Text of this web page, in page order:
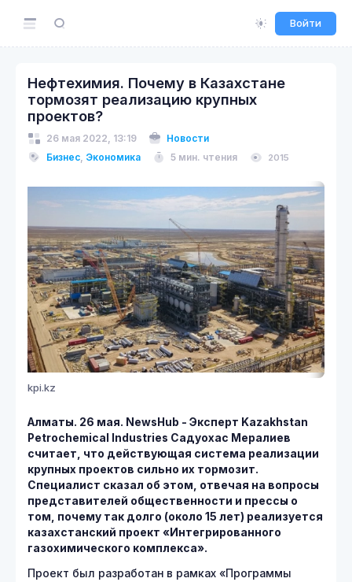
Войти
Нефтехимия. Почему в Казахстане
тормозят реализацию крупных
проектов?
26 мая 2022, 13:19
Новости
Бизнес, Экономика 5 мин. чтения 2015
kpi.kz
Алматы. 26 мая. NewsHub - Эксперт Kazakhstan
Petrochemical Industries Садуохас Мералиев
считает, что действующая система реализации
крупных проектов сильно их тормозит.
Специалист сказал об этом, отвечая на вопросы
представителей общественности и прессы о
том, почему так долго (около 15 лет) реализуется
казахстанский проект «Интегрированного
газохимического комплекса».
Проект был разработан в рамках «Программы